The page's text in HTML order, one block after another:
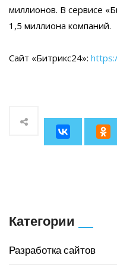
миллионов. В сервисе
1,5 миллиона компаний.
Сайт «Битрикс24»:
Категории
Разработка сайтов